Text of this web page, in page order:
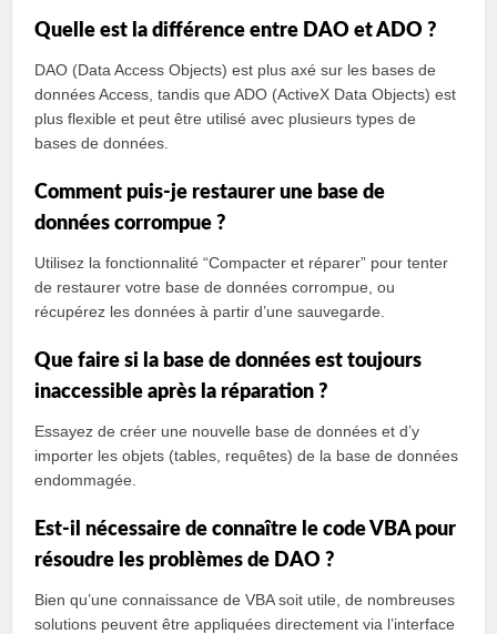
Quelle est la différence entre DAO et ADO ?
DAO (Data Access Objects) est plus axé sur les bases de
données Access, tandis que ADO (ActiveX Data Objects) est
plus flexible et peut être utilisé avec plusieurs types de
bases de données.
Comment puis-je restaurer une base de
données corrompue ?
Utilisez la fonctionnalité “Compacter et réparer” pour tenter
de restaurer votre base de données corrompue, ou
récupérez les données à partir d’une sauvegarde.
Que faire si la base de données est toujours
inaccessible après la réparation ?
Essayez de créer une nouvelle base de données et d’y
importer les objets (tables, requêtes) de la base de données
endommagée.
Est-il nécessaire de connaître le code VBA pour
résoudre les problèmes de DAO ?
Bien qu’une connaissance de VBA soit utile, de nombreuses
solutions peuvent être appliquées directement via l’interface